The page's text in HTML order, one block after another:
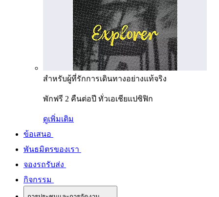
สำหรับผู้ที่รักการเดินทางอย่างแท้จริง
พักฟรี 2 คืนต่อปี ทั่วเอเชียแปซิฟิก
ดูเพิ่มเติม
ข้อเสนอ
พันธมิตรของเรา
จองรถรับส่ง
กิจกรรม